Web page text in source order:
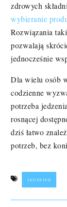
zdrowych
wybieranie
Rozwiązania
pozwalają
jednocześnie
Dla wielu osób
codzienne
potrzeba
rosnącej
dziś łatwo
potrzeb, bez
JEDZENIE